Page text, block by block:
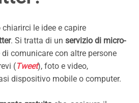
le idee e capire
. Si tratta di un servizio di micro-
di comunicare con altre persone
(Tweet), foto e video,
dispositivo mobile o computer.